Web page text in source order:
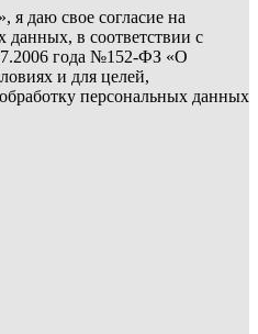
даю свое согласие на
данных, в соответствии с
года №152-ФЗ «О
и для целей,
персональных данных